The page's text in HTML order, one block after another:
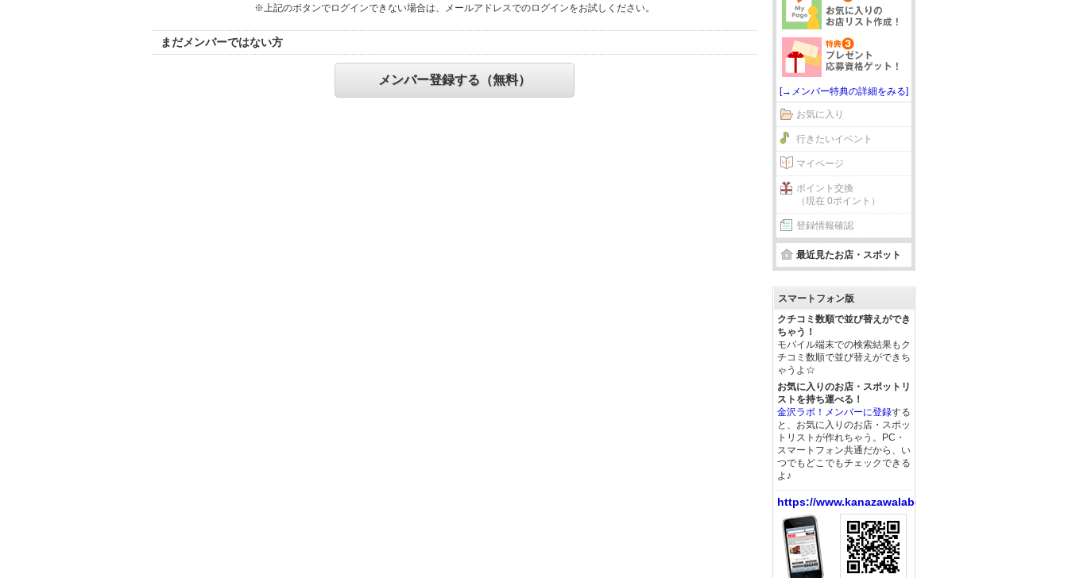
※上記のボタンでログインできない場合は、メールアドレスでのログインをお試しください。
まだメンバーではない方
メンバー登録する（無料）
[→メンバー特典の詳細をみる]
お気に入り
行きたいイベント
マイページ
ポイント交換
（現在 0ポイント）
登録情報確認
最近見たお店・スポット
スマートフォン版
クチコミ数順で並び替えができ
ちゃう！
モバイル端末での検索結果もク
チコミ数順で並び替えができち
ゃうよ☆
お気に入りのお店・スポットリ
ストを持ち運べる！
金沢ラボ！メンバーに登録する
と、お気に入りのお店・スポッ
トリストが作れちゃう。PC・
スマートフォン共通だから、い
つでもどこでもチェックできる
よ♪
https://www.kanazawalabo.net/